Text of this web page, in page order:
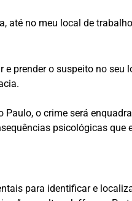
no meu local de
prender o suspeito no
o crime será
psicológicas
para identificar e